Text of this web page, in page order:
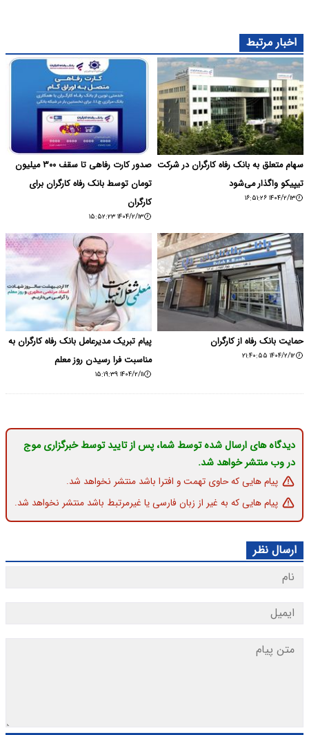
اخبار مرتبط
سهام متعلق به بانک رفاه کارگران در شرکت
تیپیکو واگذار می‌شود
۱۴۰۴/۲/۱۳ ۱۶:۵۱:۲۶
صدور کارت رفاهی تا سقف ۳۰۰ میلیون
تومان توسط بانک رفاه کارگران برای
کارگران
۱۴۰۴/۲/۱۳ ۱۵:۵۲:۲۳
حمایت بانک رفاه از کارگران
۱۴۰۴/۲/۱۲ ۲۱:۴۰:۵۵
پیام تبریک مدیرعامل بانک رفاه کارگران به
مناسبت فرا رسیدن روز معلم
۱۴۰۴/۲/۱۱ ۱۵:۱۹:۳۹
دیدگاه های ارسال شده توسط شما، پس از تایید توسط خبرگزاری موج
در وب منتشر خواهد شد.
پیام هایی که حاوی تهمت و افترا باشد منتشر نخواهد شد.
پیام هایی که به غیر از زبان فارسی یا غیرمرتبط باشد منتشر نخواهد شد.
ارسال نظر